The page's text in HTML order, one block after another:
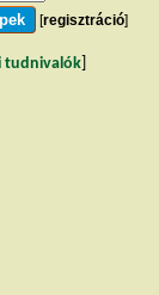
[regisztráció]
tudnivalók